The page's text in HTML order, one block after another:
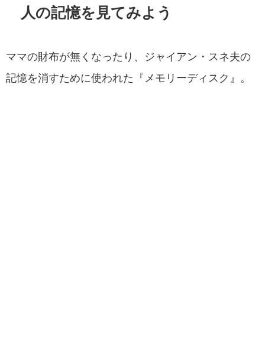
人の記憶を見てみよう
ママの財布が無くなったり、ジャイアン・スネ夫の
記憶を消すために使われた『メモリーディスク』。